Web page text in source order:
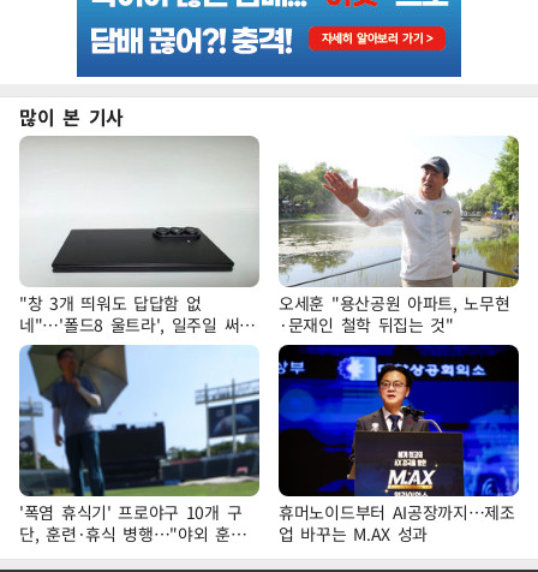
많이 본 기사
"창 3개 띄워도 답답함 없
네"…'폴드8 울트라', 일주일 써보
니
오세훈 "용산공원 아파트, 노무현
·문재인 철학 뒤집는 것"
'폭염 휴식기' 프로야구 10개 구
단, 훈련·휴식 병행…"야외 훈련
해도 안전 최우선"
휴머노이드부터 AI공장까지…제조
업 바꾸는 M.AX 성과